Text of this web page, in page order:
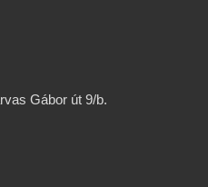
Gábor út 9/b.